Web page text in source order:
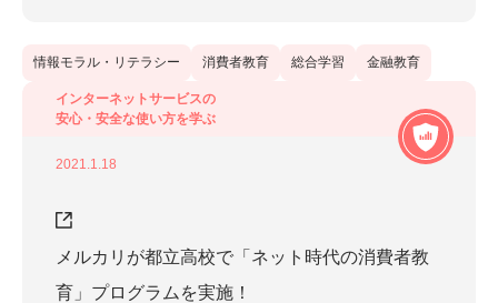
情報モラル・リテラシー 消費者教育 総合学習 金融教育
インターネットサービスの
安心・安全な使い方を学ぶ
2021.1.18
メルカリが都立高校で「ネット時代の消費者教
育」プログラムを実施！